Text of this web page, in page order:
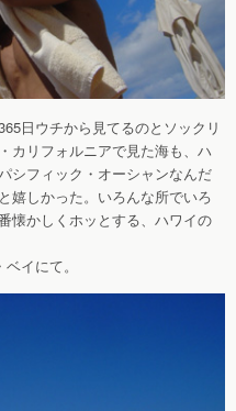
日ウチから見てるのとソックリ
カリフォルニアで見た海も、ハ
シフィック・オーシャンなんだ
嬉しかった。いろんな所でいろ
懐かしくホッとする、ハワイの
イにて。